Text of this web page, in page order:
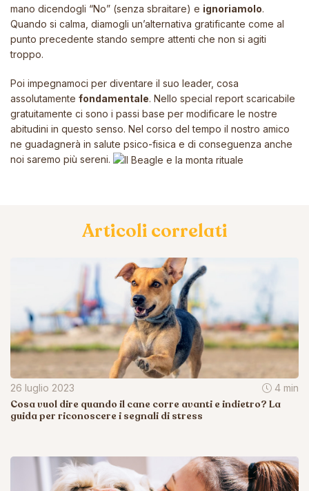
mano dicendogli “No” (senza sbraitare) e ignoriamolo.
Quando si calma, diamogli un’alternativa gratificante come al
punto precedente stando sempre attenti che non si agiti
troppo.
Poi impegnamoci per diventare il suo leader, cosa
assolutamente fondamentale. Nello special report scaricabile
gratuitamente ci sono i passi base per modificare le nostre
abitudini in questo senso. Nel corso del tempo il nostro amico
ne guadagnerà in salute psico-fisica e di conseguenza anche
noi saremo più sereni.
Articoli correlati
26 luglio 2023 4 min
Cosa vuol dire quando il cane corre avanti e indietro? La
guida per riconoscere i segnali di stress